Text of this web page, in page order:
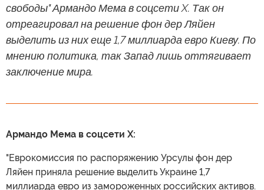
свободы" Армандо Мема в соцсети X. Так он
отреагировал на решение фон дер Ляйен
выделить из них еще 1,7 миллиарда евро Киеву. По
мнению политика, так Запад лишь оттягивает
заключение мира.
Армандо Мема в соцсети X:
"Еврокомиссия по распоряжению Урсулы фон дер
Ляйен приняла решение выделить Украине 1,7
миллиарда евро из замороженных российских активов.